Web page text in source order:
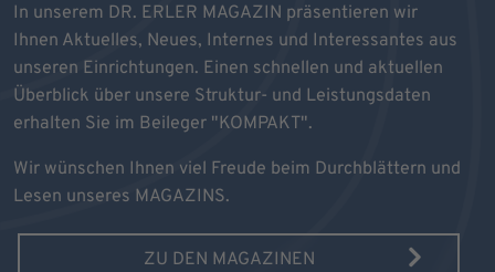
In unserem DR. ERLER MAGAZIN präsentieren wir
Ihnen Aktuelles, Neues, Internes und Interessantes aus
unseren Einrichtungen. Einen schnellen und aktuellen
Überblick über unsere Struktur- und Leistungsdaten
erhalten Sie im Beileger "KOMPAKT".
Wir wünschen Ihnen viel Freude beim Durchblättern und
Lesen unseres MAGAZINS.
ZU DEN MAGAZINEN